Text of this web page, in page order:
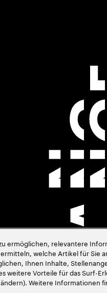
ermöglichen, relevantere
welche Artikel für Sie
Ihnen Inhalte,
weitere Vorteile für das Surf-
Weitere Informationen